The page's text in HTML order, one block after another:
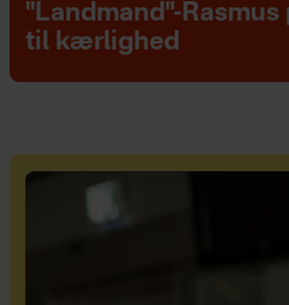
"Landmand"-
til kærlighed